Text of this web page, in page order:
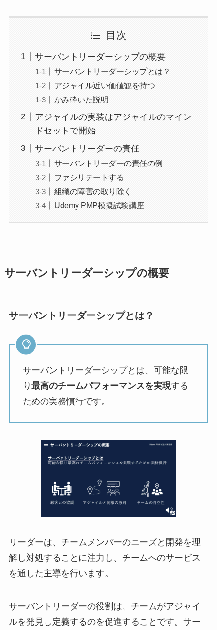
目次
サーバントリーダーシップの概要
サーバントリーダーシップとは？
アジャイル近い価値観を持つ
かみ砕いた説明
アジャイルの実装はアジャイルのマイン
ドセットで開始
サーバントリーダーの責任
サーバントリーダーの責任の例
ファシリテートする
組織の障害の取り除く
Udemy PMP模擬試験講座
サーバントリーダーシップの概要
サーバントリーダーシップとは？
サーバントリーダーシップとは、可能な限
り 最高のチームパフォーマンスを実現する
ための実務慣行です。
リーダーは、チームメンバーのニーズと開発を理
解し対処することに注力し、チームへのサービス
を通した主導を行います。
サーバントリーダーの役割は、チームがアジャイ
ルを発見し定義するのを促進することです。サー